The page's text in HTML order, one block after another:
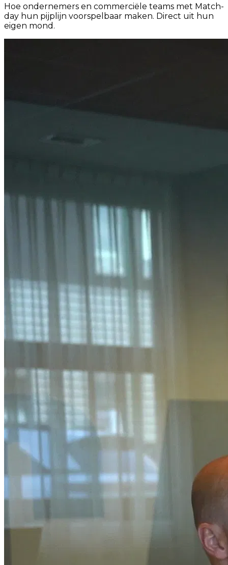
Hoe ondernemers en commerciële teams met Match-
day hun pijplijn voorspelbaar maken. Direct uit hun
eigen mond.